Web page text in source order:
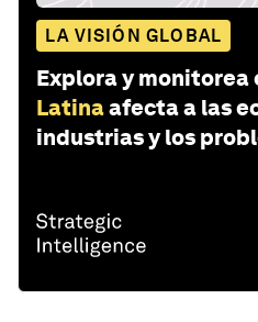
LA VISIÓN GLOBAL
Explora y monitorea
Latinaafecta a las
industrias y los